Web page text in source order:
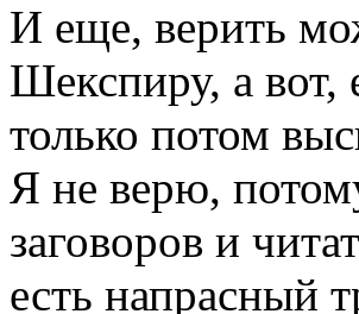
И еще, верить
Шекспиру, а вот,
только потом
Я не верю,
заговоров и
есть напрасный